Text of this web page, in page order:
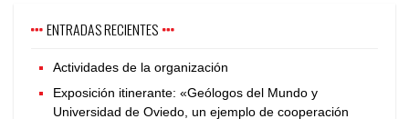
ENTRADAS RECIENTES
Actividades de la organización
Exposición itinerante: «Geólogos del Mundo y
Universidad de Oviedo, un ejemplo de cooperación